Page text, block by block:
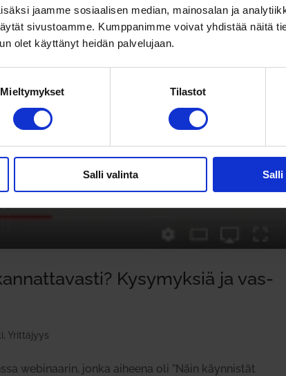
jaamme sosiaalisen median, mainosalan ja
sivustoamme. Kumppanimme voivat yhdistää näitä
olet käyttänyt heidän palvelujaan.
Mieltymykset Tilastot
Salli valinta Salli
Kysy­myksiä ja vas­
, Yrittäjyys
webi­naarin, jonka aiheena oli ”Näin käyn­nistät